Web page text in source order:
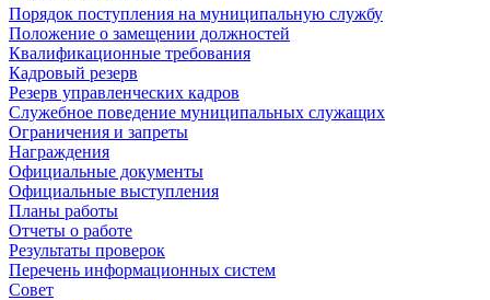
Порядок поступления на муниципальную службу
Положение о замещении должностей
Квалификационные требования
Кадровый резерв
Резерв управленческих кадров
Служебное поведение муниципальных служащих
Ограничения и запреты
Награждения
Официальные документы
Официальные выступления
Планы работы
Отчеты о работе
Результаты проверок
Перечень информационных систем
Совет